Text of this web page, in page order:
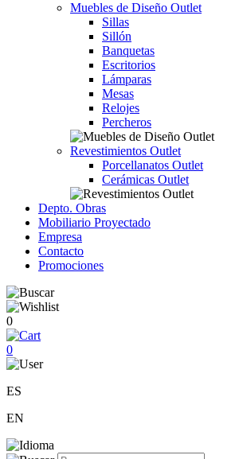
Muebles de Diseño Outlet
Sillas
Sillón
Banquetas
Escritorios
Lámparas
Mesas
Relojes
Percheros
Revestimientos Outlet
Porcellanatos Outlet
Cerámicas Outlet
Depto. Obras
Mobiliario Proyectado
Empresa
Contacto
Promociones
0
0
ES
EN